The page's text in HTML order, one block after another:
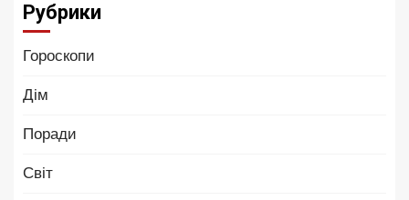
Рубрики
Гороскопи
Дім
Поради
Світ